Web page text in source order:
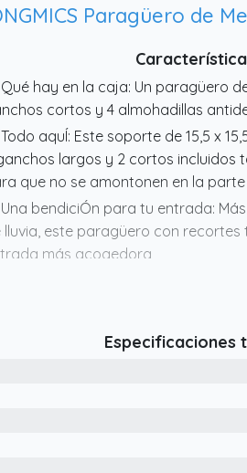
Paragüero de
hay en la caja: Un paragüero
cortos y 4 almohadillas
aquÍ: Este soporte de 15,5 x
largos y 2 cortos incluidos
que no se amontonen en la
bendiciÓn para tu entrada:
lluvia, este paragüero con
más acogedora
Lluvia, no gracias: Puede que te
Sin oscilaciÓn: La base de acero
Especificaciones